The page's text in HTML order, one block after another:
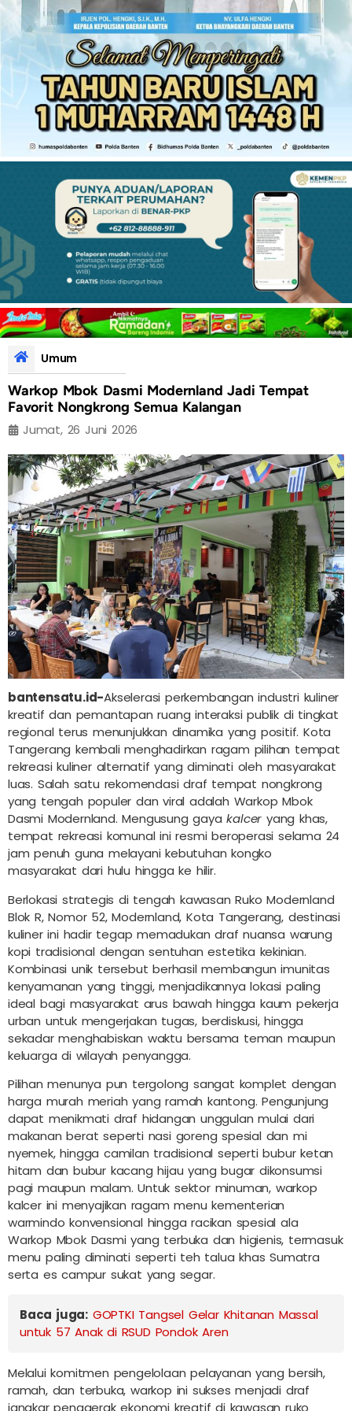
Umum
Warkop Mbok Dasmi Modernland Jadi Tempat
Favorit Nongkrong Semua Kalangan
Jumat, 26 Juni 2026
bantensatu.id-Akselerasi perkembangan industri kuliner
kreatif dan pemantapan ruang interaksi publik di tingkat
regional terus menunjukkan dinamika yang positif. Kota
Tangerang kembali menghadirkan ragam pilihan tempat
rekreasi kuliner alternatif yang diminati oleh masyarakat
luas. Salah satu rekomendasi draf tempat nongkrong
yang tengah populer dan viral adalah Warkop Mbok
Dasmi Modernland. Mengusung gayakalcer yang khas,
tempat rekreasi komunal ini resmi beroperasi selama 24
jam penuh guna melayani kebutuhan kongko
masyarakat dari hulu hingga ke hilir.
Berlokasi strategis di tengah kawasan Ruko Modernland
Blok R, Nomor 52, Modernland, Kota Tangerang, destinasi
kuliner ini hadir tegap memadukan draf nuansa warung
kopi tradisional dengan sentuhan estetika kekinian.
Kombinasi unik tersebut berhasil membangun imunitas
kenyamanan yang tinggi, menjadikannya lokasi paling
ideal bagi masyarakat arus bawah hingga kaum pekerja
urban untuk mengerjakan tugas, berdiskusi, hingga
sekadar menghabiskan waktu bersama teman maupun
keluarga di wilayah penyangga.
Pilihan menunya pun tergolong sangat komplet dengan
harga murah meriah yang ramah kantong. Pengunjung
dapat menikmati draf hidangan unggulan mulai dari
makanan berat seperti nasi goreng spesial dan mi
nyemek, hingga camilan tradisional seperti bubur ketan
hitam dan bubur kacang hijau yang bugar dikonsumsi
pagi maupun malam. Untuk sektor minuman, warkop
kalcer ini menyajikan ragam menu kementerian
warmindo konvensional hingga racikan spesial ala
Warkop Mbok Dasmi yang terbuka dan higienis, termasuk
menu paling diminati seperti teh talua khas Sumatra
serta es campur sukat yang segar.
Baca juga: GOPTKI Tangsel Gelar Khitanan Massal
untuk 57 Anak di RSUD Pondok Aren
Melalui komitmen pengelolaan pelayanan yang bersih,
ramah, dan terbuka, warkop ini sukses menjadi draf
jangkar penggerak ekonomi kreatif di kawasan ruko